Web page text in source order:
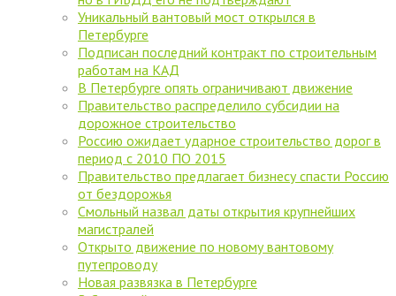
Уникальный вантовый мост открылся в
Петербурге
Подписан последний контракт по строительным
работам на КАД
В Петербурге опять ограничивают движение
Правительство распределило субсидии на
дорожное строительство
Россию ожидает ударное строительство дорог в
период с 2010 ПО 2015
Правительство предлагает бизнесу спасти Россию
от бездорожья
Смольный назвал даты открытия крупнейших
магистралей
Открыто движение по новому вантовому
путепроводу
Новая развязка в Петербурге